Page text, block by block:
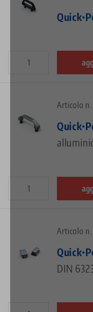
Articolo n.
Articolo n.
DIN